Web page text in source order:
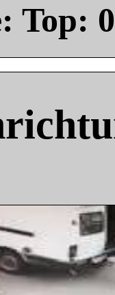
Top: 0